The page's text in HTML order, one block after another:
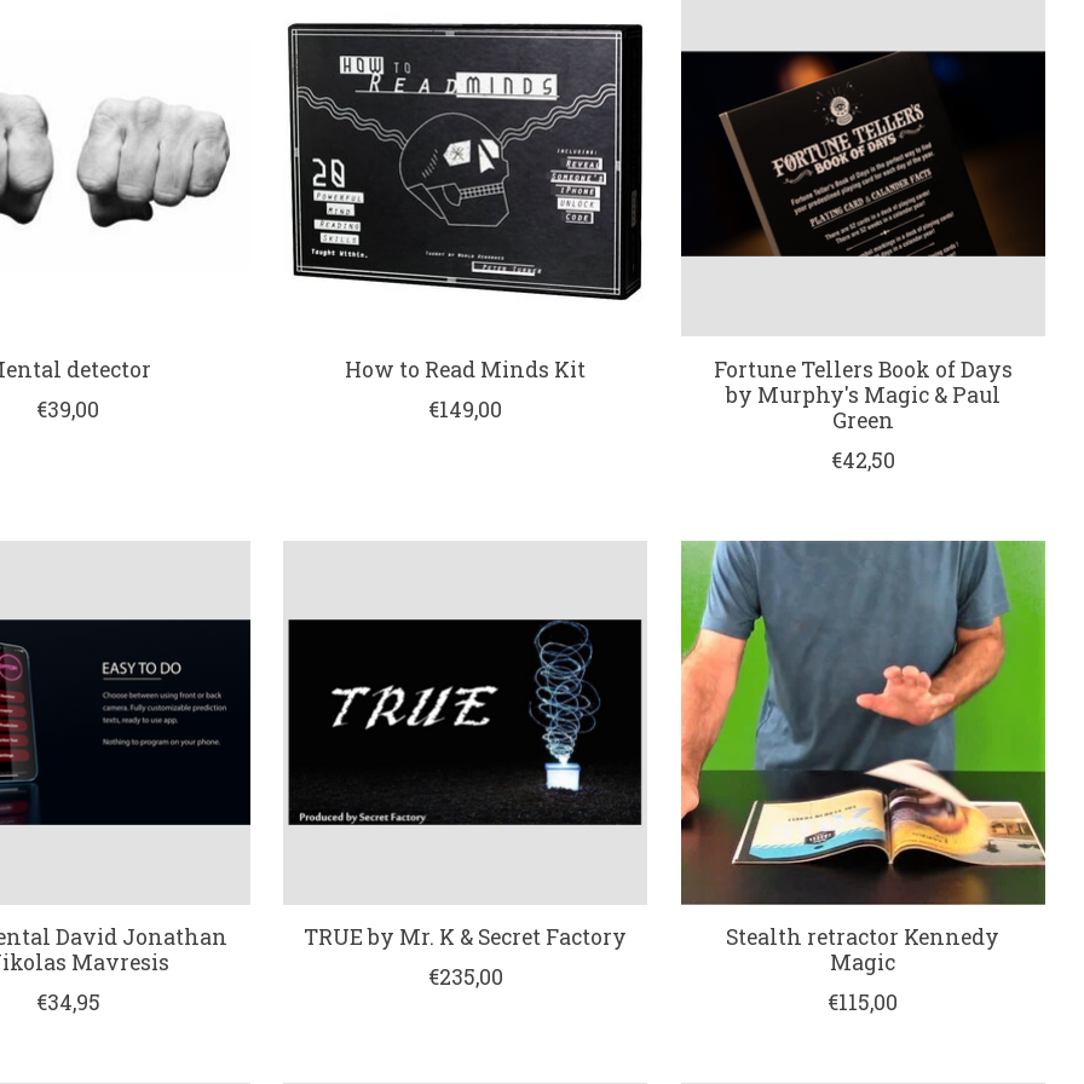
detector
€39,00
How to Read Minds Kit
€149,00
Fortune Tellers Book of Days
by Murphy's Magic & Paul
Green
€42,50
David Jonathan
Mavresis
€34,95
TRUE by Mr. K & Secret Factory
€235,00
Stealth retractor Kennedy
Magic
€115,00